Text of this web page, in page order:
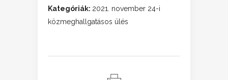
Kategóriák: 2021. november 24-i
közmeghallgatásos ülés